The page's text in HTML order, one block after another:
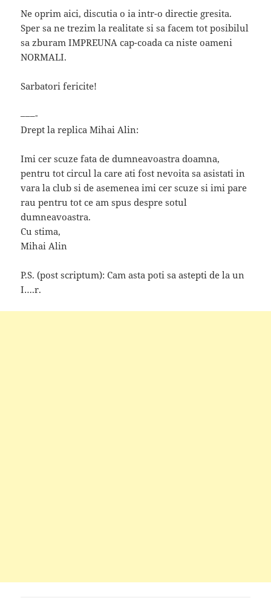
Ne oprim aici, discutia o ia intr-o directie gresita.
Sper sa ne trezim la realitate si sa facem tot posibilul
sa zburam IMPREUNA cap-coada ca niste oameni
NORMALI.
Sarbatori fericite!
–––-
Drept la replica Mihai Alin:
Imi cer scuze fata de dumneavoastra doamna,
pentru tot circul la care ati fost nevoita sa asistati in
vara la club si de asemenea imi cer scuze si imi pare
rau pentru tot ce am spus despre sotul
dumneavoastra.
Cu stima,
Mihai Alin
P.S. (post scriptum): Cam asta poti sa astepti de la un
I….r.